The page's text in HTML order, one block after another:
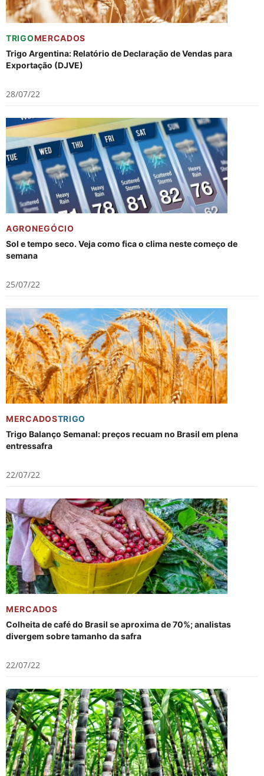
TRIGOMERCADOS
Trigo Argentina: Relatório de Declaração de Vendas para
Exportação (DJVE)
28/07/22
AGRONEGÓCIO
Sol e tempo seco. Veja como fica o clima neste começo de
semana
25/07/22
MERCADOSTRIGO
Trigo Balanço Semanal: preços recuam no Brasil em plena
entressafra
22/07/22
MERCADOS
Colheita de café do Brasil se aproxima de 70%; analistas
divergem sobre tamanho da safra
22/07/22